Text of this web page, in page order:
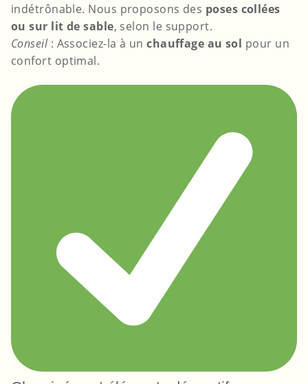
indétrônable. Nous proposons des poses collées
ou sur lit de sable, selon le support.
Conseil: Associez-la à unchauffage au sol pour un
confort optimal.